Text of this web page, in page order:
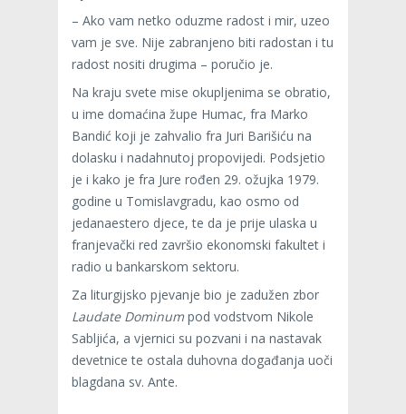
– Ako vam netko oduzme radost i mir, uzeo
vam je sve. Nije zabranjeno biti radostan i tu
radost nositi drugima – poručio je.
Na kraju svete mise okupljenima se obratio,
u ime domaćina župe Humac, fra Marko
Bandić koji je zahvalio fra Juri Barišiću na
dolasku i nadahnutoj propovijedi. Podsjetio
je i kako je fra Jure rođen 29. ožujka 1979.
godine u Tomislavgradu, kao osmo od
jedanaestero djece, te da je prije ulaska u
franjevački red završio ekonomski fakultet i
radio u bankarskom sektoru.
Za liturgijsko pjevanje bio je zadužen zbor
Laudate Dominum pod vodstvom Nikole
Sabljića, a vjernici su pozvani i na nastavak
devetnice te ostala duhovna događanja uoči
blagdana sv. Ante.